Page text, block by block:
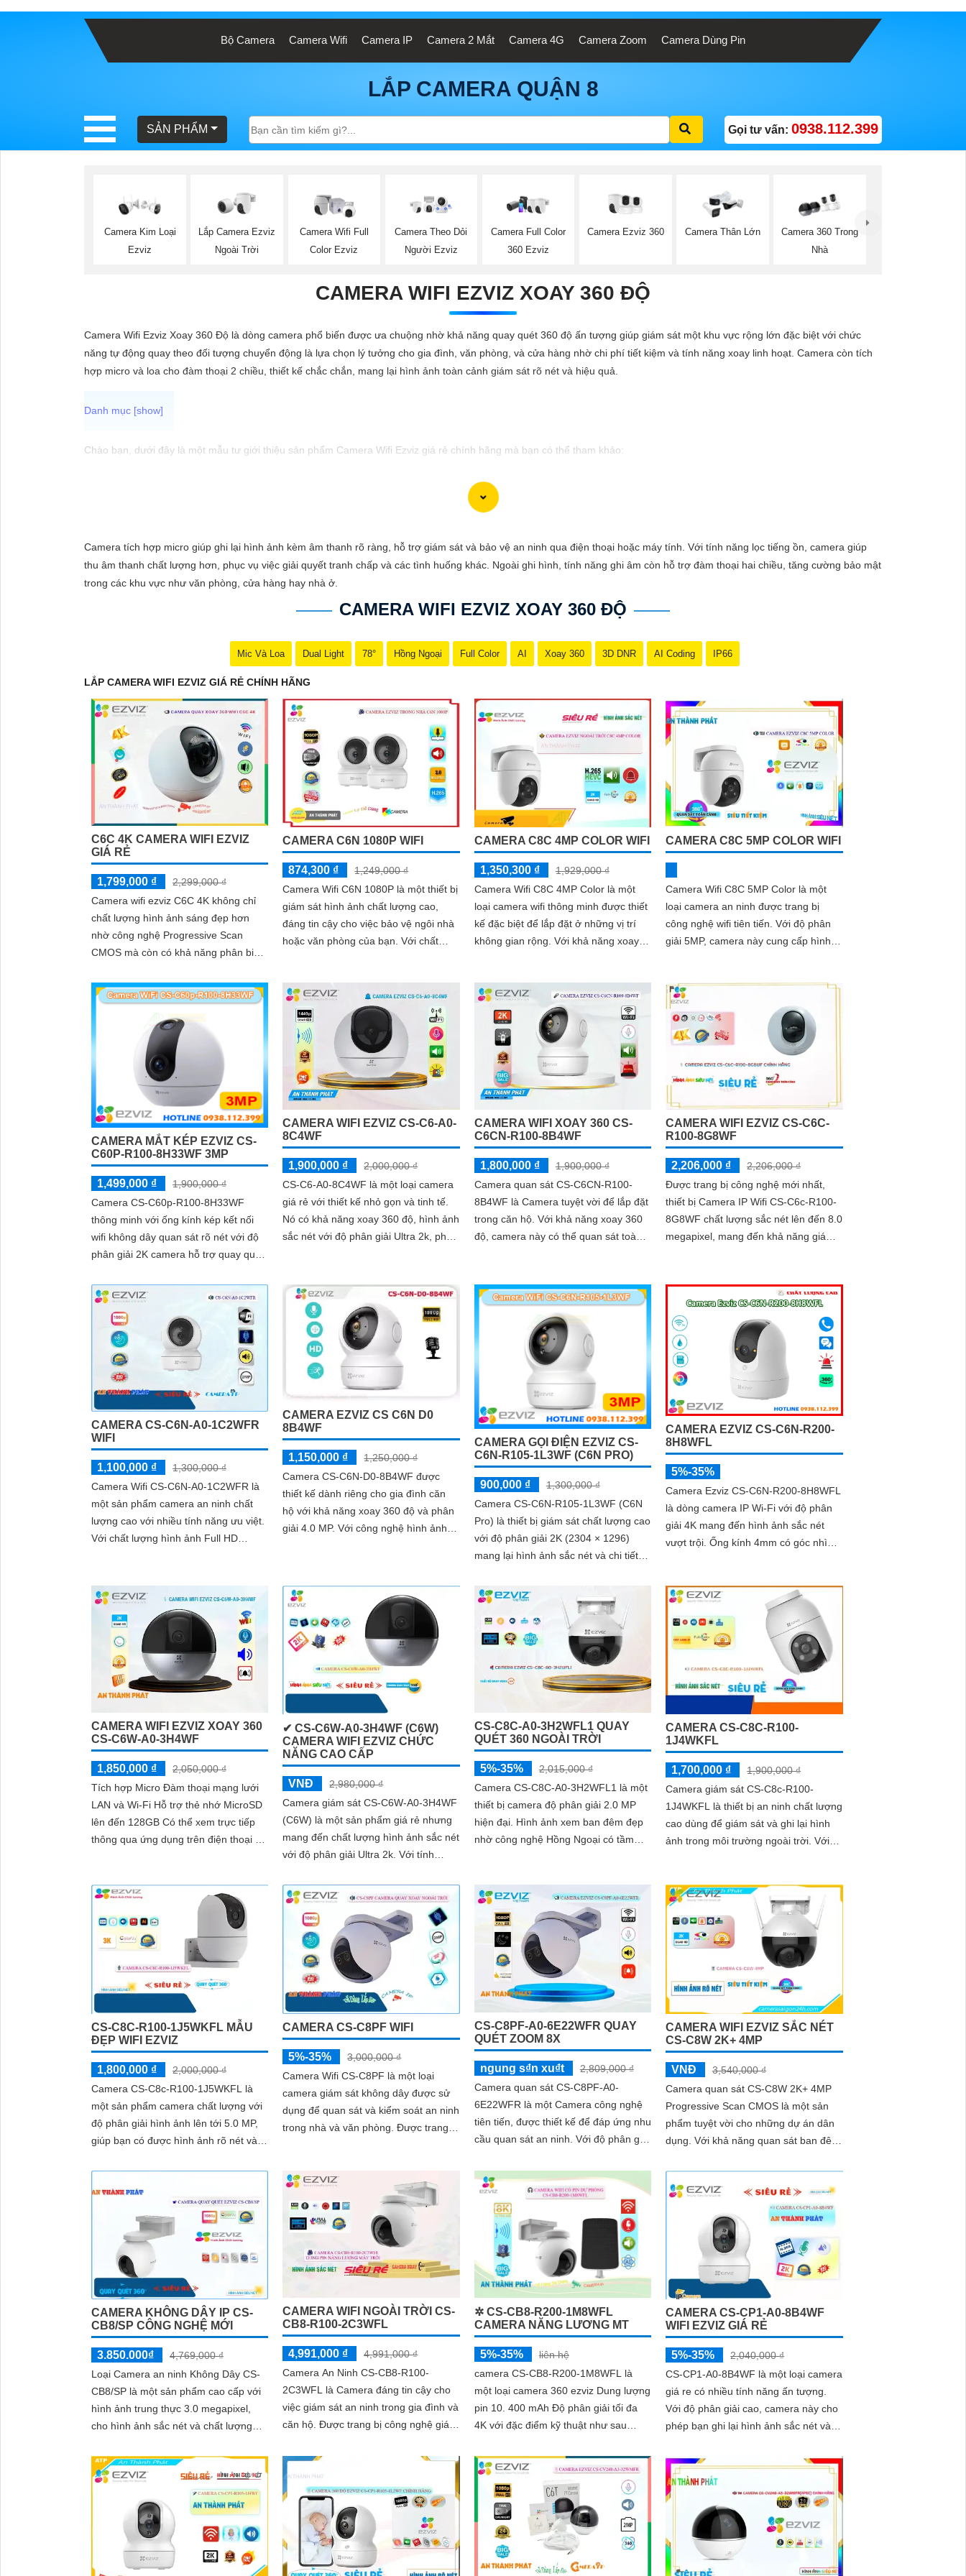
Bộ Camera Camera Wifi Camera IP Camera 2 Mắt Camera 4G Camera Zoom Camera Dùng Pin
LẮP CAMERA QUẬN 8
SẢN PHẨM Gọi tư vấn: 0938.112.399
Camera Kim Loại
Ezviz
Lắp Camera Ezviz
Ngoài Trời
Camera Wifi Full
Color Ezviz
Camera Theo Dỏi
Người Ezviz
Camera Full Color
360 Ezviz
Camera Ezviz 360 Camera Thân Lớn
Camera 360 Trong
Nhà
CAMERA WIFI EZVIZ XOAY 360 ĐỘ
Camera Wifi Ezviz Xoay 360 Độ là dòng camera phổ biến được ưa chuộng nhờ khả năng quay quét 360 độ ấn tượng giúp giám sát một khu vực rộng lớn đặc biệt với chức
năng tự động quay theo đối tượng chuyển động là lựa chọn lý tưởng cho gia đình, văn phòng, và cửa hàng nhờ chi phí tiết kiệm và tính năng xoay linh hoạt. Camera còn tích
hợp micro và loa cho đàm thoại 2 chiều, thiết kế chắc chắn, mang lại hình ảnh toàn cảnh giám sát rõ nét và hiệu quả.
Chào bạn, dưới đây là một mẫu tư giới thiệu sản phẩm Camera Wifi Ezviz giá rẻ chính hãng mà bạn có thể tham khảo:
🔹 Thiết kế hiện đại, chống nước IP66 giúp sử dụng ở mọi điều kiện thời tiết.🔹 Độ phân giải Full HD 1080p, hình ảnh sắc nét, chất lượng cao.🔹 Kết nối không dây qua WiFi,
Camera tích hợp micro giúp ghi lại hình ảnh kèm âm thanh rõ ràng, hỗ trợ giám sát và bảo vệ an ninh qua điện thoại hoặc máy tính. Với tính năng lọc tiếng ồn, camera giúp
thu âm thanh chất lượng hơn, phục vụ việc giải quyết tranh chấp và các tình huống khác. Ngoài ghi hình, tính năng ghi âm còn hỗ trợ đàm thoại hai chiều, tăng cường bảo mật
trong các khu vực như văn phòng, cửa hàng hay nhà ở.
CAMERA WIFI EZVIZ XOAY 360 ĐỘ
Mic Và Loa Dual Light 78° Hồng Ngoại Full Color AI Xoay 360 3D DNR AI Coding IP66
LẮP CAMERA WIFI EZVIZ GIÁ RẺ CHÍNH HÃNG
C6C 4K CAMERA WIFI EZVIZ
GIÁ RẺ
1,799,000 ₫
2,299,000 ₫
Camera wifi ezviz C6C 4K không chỉ
chất lượng hình ảnh sáng đẹp hơn
nhờ công nghệ Progressive Scan
CMOS mà còn có khả năng phân biệt
bị công...
CAMERA C6N 1080P WIFI
874,300 ₫
1,249,000 ₫
Camera Wifi C6N 1080P là một thiết bị
giám sát hình ảnh chất lượng cao,
đáng tin cậy cho việc bảo vệ ngôi nhà
hoặc văn phòng của bạn. Với chất
CAMERA C8C 4MP COLOR WIFI
1,350,300 ₫
1,929,000 ₫
Camera Wifi C8C 4MP Color là một
loại camera wifi thông minh được thiết
kế đặc biệt để lắp đặt ở những vị trí
không gian rộng. Với khả năng xoay
cách dễ dàng
CAMERA C8C 5MP COLOR WIFI
Camera Wifi C8C 5MP Color là một
loại camera an ninh được trang bị
công nghệ wifi tiên tiến. Với độ phân
giải 5MP, camera này cung cấp hình
ra trong khoảng cách xa
CAMERA MẮT KÉP EZVIZ CS-
C60P-R100-8H33WF 3MP
1,499,000 ₫
1,900,000 ₫
Camera CS-C60p-R100-8H33WF
thông minh với ống kính kép kết nối
wifi không dây quan sát rõ nét với độ
phân giải 2K camera hỗ trợ quay quét
tích hợp nút gọi điện cảm ứng nhanh
chóng Với chuẩn nén H.265 camera
giúp tiết kiệm băng thông và dung
lượng lưu trữ hiệu quả
CAMERA WIFI EZVIZ CS-C6-A0-
8C4WF
1,900,000 ₫
2,000,000 ₫
CS-C6-A0-8C4WF là một loại camera
giá rẻ với thiết kế nhỏ gọn và tinh tế.
Nó có khả năng xoay 360 độ, hình ảnh
sắc nét với độ phân giải Ultra 2k, phù
CAMERA WIFI XOAY 360 CS-
C6CN-R100-8B4WF
1,800,000 ₫
1,900,000 ₫
Camera quan sát CS-C6CN-R100-
8B4WF là Camera tuyệt vời để lắp đặt
trong căn hộ. Với khả năng xoay 360
độ, camera này có thể quan sát toàn
CAMERA WIFI EZVIZ CS-C6C-
R100-8G8WF
2,206,000 ₫
2,206,000 ₫
Được trang bị công nghệ mới nhất,
thiết bị Camera IP Wifi CS-C6c-R100-
8G8WF chất lượng sắc nét lên đến 8.0
megapixel, mang đến khả năng giám
CAMERA CS-C6N-A0-1C2WFR
WIFI
1,100,000 ₫
1,300,000 ₫
Camera Wifi CS-C6N-A0-1C2WFR là
một sản phẩm camera an ninh chất
lượng cao với nhiều tính năng ưu việt.
Với chất lượng hình ảnh Full HD
hình ảnh sắc nét và rõ ràng cả ngày
lẫn đêm
CAMERA EZVIZ CS C6N D0
8B4WF
1,150,000 ₫
1,250,000 ₫
Camera CS-C6N-D0-8B4WF được
thiết kế dành riêng cho gia đình căn
hộ với khả năng xoay 360 độ và phân
giải 4.0 MP. Với công nghệ hình ảnh
CAMERA GỌI ĐIỆN EZVIZ CS-
C6N-R105-1L3WF (C6N PRO)
900,000 ₫
1,300,000 ₫
Camera CS-C6N-R105-1L3WF (C6N
Pro) là thiết bị giám sát chất lượng cao
với độ phân giải 2K (2304 × 1296)
mang lại hình ảnh sắc nét và chi tiết
độ đàm thoại 2 chiều tích hợp nút gọi
điện cảm ứng tiện lợi giúp bạn dễ
dàng tương tác từ xa Ngoài ra camera
còn được trang bị công nghệ phát hiện
chuyển động thông minh tăng cường
an ninh cho không gian của bạn. Loại
Camera quan sát Wifi Không Dây CS-
C6N-R105-1L3WF 3
CAMERA EZVIZ CS-C6N-R200-
8H8WFL
5%-35%
Camera Ezviz CS-C6N-R200-8H8WFL
là dòng camera IP Wi-Fi với độ phân
giải 4K mang đến hình ảnh sắc nét
vượt trội. Ống kính 4mm có góc nhìn
CAMERA WIFI EZVIZ XOAY 360
CS-C6W-A0-3H4WF
1,850,000 ₫
2,050,000 ₫
Tích hợp Micro Đàm thoại mạng lưới
LAN và Wi-Fi Hỗ trợ thẻ nhớ MicroSD
lên đến 128GB Có thể xem trực tiếp
thông qua ứng dụng trên điện thoại di
✔ CS-C6W-A0-3H4WF (C6W)
CAMERA WIFI EZVIZ CHỨC
NĂNG CAO CẤP
VNĐ
2,980,000 ₫
Camera giám sát CS-C6W-A0-3H4WF
(C6W) là một sản phẩm giá rẻ nhưng
mang đến chất lượng hình ảnh sắc nét
với độ phân giải Ultra 2k. Với tính
Smart IR, bạn có thể quan sát rõ ràng
ngay cả trong điều kiện ánh sáng yếu
CS-C8C-A0-3H2WFL1 QUAY
QUÉT 360 NGOÀI TRỜI
5%-35%
2,015,000 ₫
Camera CS-C8C-A0-3H2WFL1 là một
thiết bị camera độ phân giải 2.0 MP
hiện đại. Hình ảnh xem ban đêm đẹp
nhờ công nghệ Hồng Ngoại có tầm
CAMERA CS-C8C-R100-
1J4WKFL
1,700,000 ₫
1,900,000 ₫
Camera giám sát CS-C8c-R100-
1J4WKFL là thiết bị an ninh chất lượng
cao dùng để giám sát và ghi lại hình
ảnh trong môi trường ngoài trời. Với
chi tiết
CS-C8C-R100-1J5WKFL MẪU
ĐẸP WIFI EZVIZ
1,800,000 ₫
2,000,000 ₫
Camera CS-C8c-R100-1J5WKFL là
một sản phẩm camera chất lượng với
độ phân giải hình ảnh lên tới 5.0 MP,
giúp bạn có được hình ảnh rõ nét và
CAMERA CS-C8PF WIFI
5%-35%
3,000,000 ₫
Camera Wifi CS-C8PF là một loại
camera giám sát không dây được sử
dụng để quan sát và kiểm soát an ninh
trong nhà và văn phòng. Được trang bị
CS-C8PF-A0-6E22WFR QUAY
QUÉT ZOOM 8X
ngung s₫n xu₫t
2,809,000 ₫
Camera quan sát CS-C8PF-A0-
6E22WFR là một Camera công nghệ
tiên tiến, được thiết kế để đáp ứng nhu
cầu quan sát an ninh. Với độ phân giải
chất lượng cao
CAMERA WIFI EZVIZ SẮC NÉT
CS-C8W 2K+ 4MP
VNĐ
3,540,000 ₫
Camera quan sát CS-C8W 2K+ 4MP
Progressive Scan CMOS là một sản
phẩm tuyệt vời cho những dự án dân
dụng. Với khả năng quan sát ban đêm
30m, camera này mang lại hình ảnh rõ
nét đến 4
CAMERA KHÔNG DÂY IP CS-
CB8/SP CÔNG NGHỆ MỚI
3.850.000₫
4,769,000 ₫
Loại Camera an ninh Không Dây CS-
CB8/SP là một sản phẩm cao cấp với
hình ảnh trung thực 3.0 megapixel,
cho hình ảnh sắc nét và chất lượng
là...
CAMERA WIFI NGOÀI TRỜI CS-
CB8-R100-2C3WFL
4,991,000 ₫
4,991,000 ₫
Camera An Ninh CS-CB8-R100-
2C3WFL là Camera đáng tin cậy cho
việc giám sát an ninh trong gia đình và
căn hộ. Được trang bị công nghệ giám
cho phép bạn quan sát rõ ràng ngay
cả trong môi trường tối
✲ CS-CB8-R200-1M8WFL
CAMERA NĂNG LƯƠNG MT
5%-35%
liên hệ
camera CS-CB8-R200-1M8WFL là
một loại camera 360 ezviz Dung lượng
pin 10. 400 mAh Độ phân giải tối đa
4K với đặc điểm kỹ thuật như sau
dung lượng lên đến 512GB kết nối Wifi
IP góc quay rộng với ống kính 3
CAMERA CS-CP1-A0-8B4WF
WIFI EZVIZ GIÁ RẺ
5%-35%
2,040,000 ₫
CS-CP1-A0-8B4WF là một loại camera
giá re có nhiều tính năng ấn tượng.
Với độ phân giải cao, camera này cho
phép bạn ghi lại hình ảnh sắc nét và